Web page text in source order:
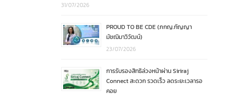
31/07/2026
PROUD TO BE CDE (ภกญ.กัญญา
มัชฌิมาวิวัฒน์)
23/07/2026
การรับรองสิทธิล่วงหน้าผ่าน Siriraj
Connect สะดวก รวดเร็ว ลดระยะเวลารอ
คอย